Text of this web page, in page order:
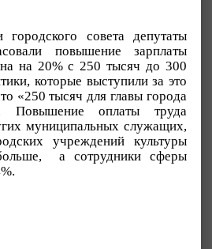
совета депутаты
повышение зарплаты
на 20% с 250 тысяч до 300
которые выступили за это
«250 тысяч для главы города
оплаты труда
муниципальных служащих,
учреждений культуры
а сотрудники сферы